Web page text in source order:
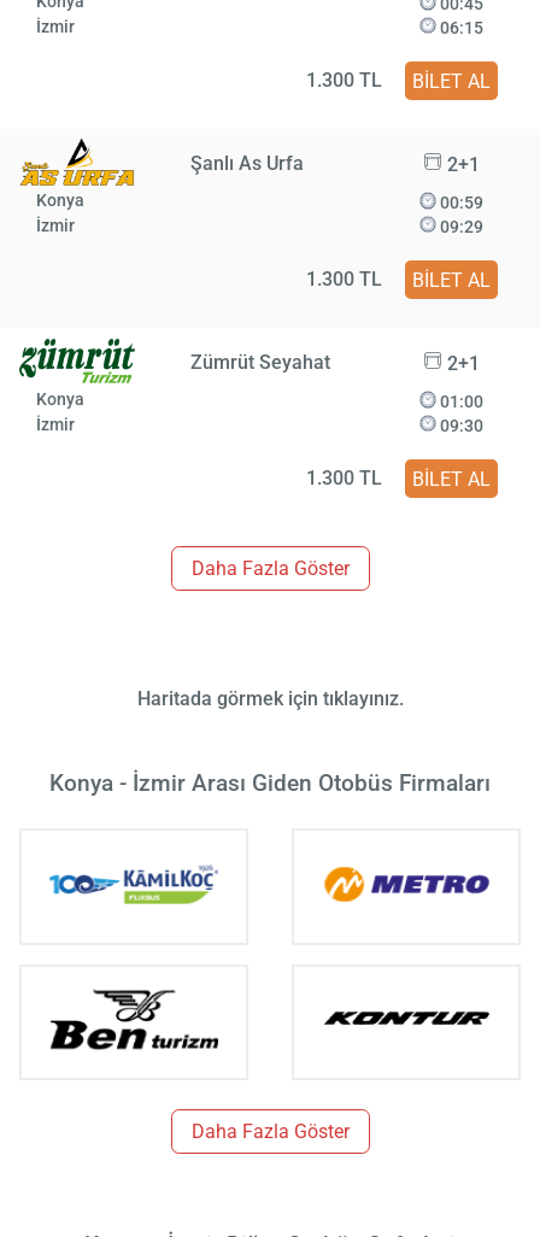
İzmir
00:45
06:15
1.300 TL BİLET AL
Şanlı As Urfa 2+1
Konya
İzmir
00:59
09:29
1.300 TL BİLET AL
Zümrüt Seyahat 2+1
Konya
İzmir
01:00
09:30
1.300 TL BİLET AL
Daha Fazla Göster
Haritada görmek için tıklayınız.
Konya - İzmir Arası Giden Otobüs Firmaları
Daha Fazla Göster